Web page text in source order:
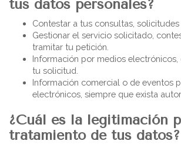
tus datos personales?
Contestar a tus consultas, solicitudes
Gestionar el servicio solicitado,
tramitar tu petición.
Información por medios electrónicos,
tu solicitud.
Información comercial o de eventos
electrónicos, siempre que exista
¿Cuál es la legitimación
tratamiento de tus datos?